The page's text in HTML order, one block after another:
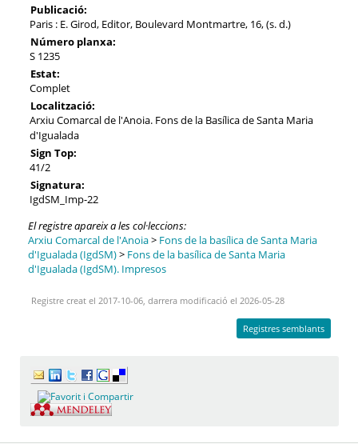
Publicació:
Paris : E. Girod, Editor, Boulevard Montmartre, 16, (s. d.)
Número planxa:
S 1235
Estat:
Complet
Localització:
Arxiu Comarcal de l'Anoia. Fons de la Basílica de Santa Maria
d'Igualada
Sign Top:
41/2
Signatura:
IgdSM_Imp-22
El registre apareix a les col·leccions:
Arxiu Comarcal de l'Anoia> Fons de la basílica de Santa Maria
d'Igualada (IgdSM)> Fons de la basílica de Santa Maria
d'Igualada (IgdSM). Impresos
Registre creat el 2017-10-06, darrera modificació el 2026-05-28
Registres semblants